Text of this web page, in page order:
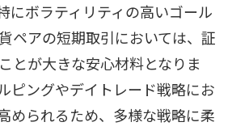
にボラティリティの高いゴール
ペアの短期取引においては、証
とが大きな安心材料となりま
ピングやデイトレード戦略にお
められるため、多様な戦略に柔